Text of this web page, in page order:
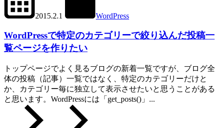
2015.2.1
WordPress
WordPressで特定のカテゴリーで絞り込んだ投稿一
覧ページを作りたい
トップページでよく見るブログの新着一覧ですが、ブログ全
体の投稿（記事）一覧ではなく、特定のカテゴリーだけと
か、カテゴリー毎に独立して表示させたいと思うことがある
と思います。WordPressには「get_posts()」...